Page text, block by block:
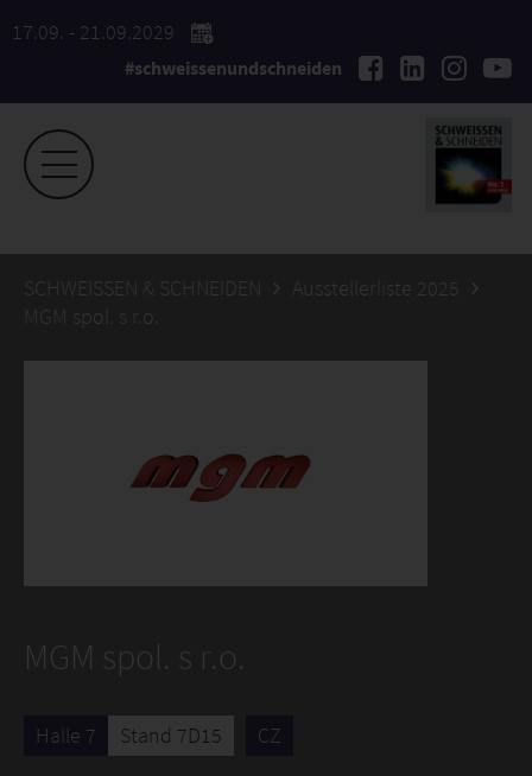
17.09. - 21.09.2029
#schweissenundschneiden
SCHWEISSEN & SCHNEIDEN
Ausstellerliste 2025
MGM spol. s r.o.
MGM spol. s r.o.
Halle 7 Stand 7D15 CZ